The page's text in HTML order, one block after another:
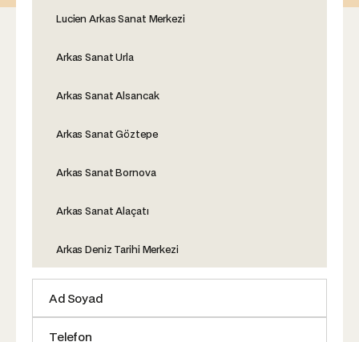
Lucien Arkas Sanat Merkezi
Arkas Sanat Urla
Arkas Sanat Alsancak
Arkas Sanat Göztepe
Arkas Sanat Bornova
Arkas Sanat Alaçatı
Arkas Deniz Tarihi Merkezi